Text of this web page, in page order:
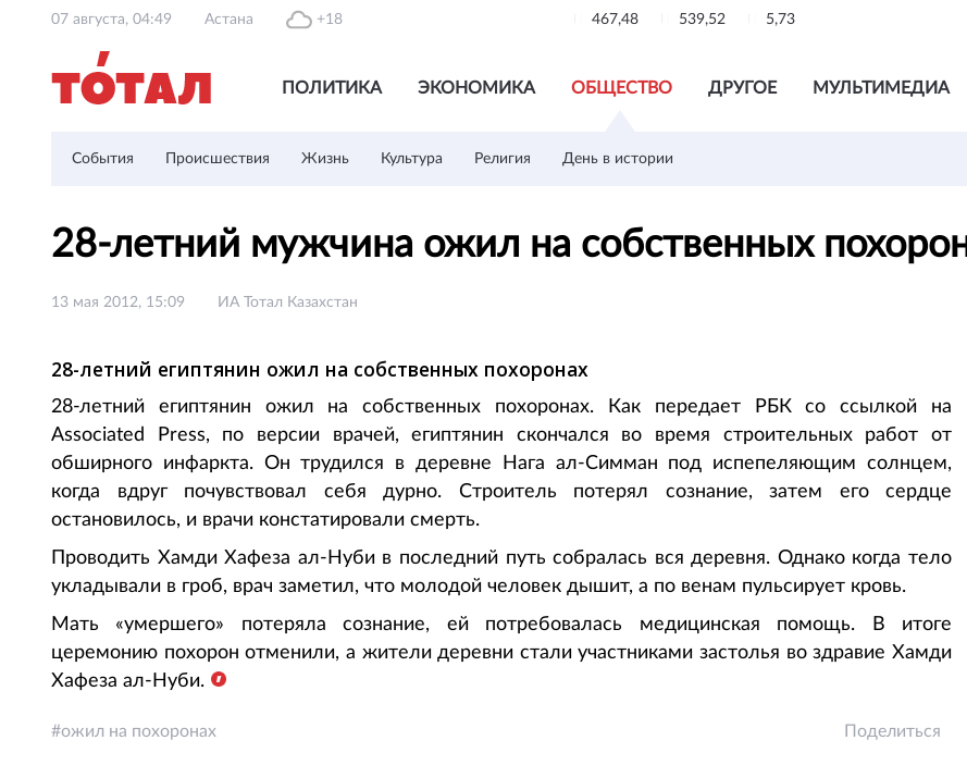
07 августа, 04:49 Астана +18 467,48 539,52 5,73
ПОЛИТИКА ЭКОНОМИКА ОБЩЕСТВО ДРУГОЕ МУЛЬТИМЕДИА
События Происшествия Жизнь Культура Религия День в истории
28-летний мужчина ожил на собственных
13 мая 2012, 15:09 ИА Тотал Казахстан
28-летний египтянин ожил на собственных похоронах
28-летний египтянин ожил на собственных похоронах. Как передает РБК со ссылкой на
Associated Press, по версии врачей, египтянин скончался во время строительных работ от
обширного инфаркта. Он трудился в деревне Нага ал-Симман под испепеляющим солнцем,
когда вдруг почувствовал себя дурно. Строитель потерял сознание, затем его сердце
остановилось, и врачи констатировали смерть.
Проводить Хамди Хафеза ал-Нуби в последний путь собралась вся деревня. Однако когда тело
укладывали в гроб, врач заметил, что молодой человек дышит, а по венам пульсирует кровь.
Мать «умершего» потеряла сознание, ей потребовалась медицинская помощь. В итоге
церемонию похорон отменили, а жители деревни стали участниками застолья во здравие Хамди
Хафеза ал-Нуби.
ожил на похоронах Поделиться